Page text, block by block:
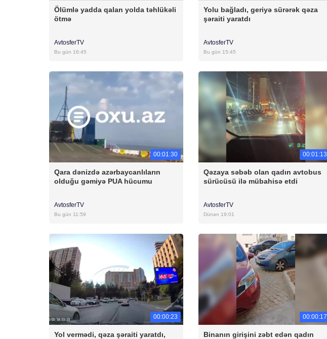
Ölümlə yadda qalan yolda təhlükəli
ötmə
AvtosferTV
Bu gün 16:45
Yolu bağladı, geriyə sürərək qəza
şəraiti yaratdı
AvtosferTV
Bu gün 15:45
00:01:30
Qara dənizdə azərbaycanlıların
olduğu gəmiyə PUA hücumu
AvtosferTV
Bu gün 11:59
00:01:13
Qəzaya səbəb olan qadın avtobus
sürücüsü ilə mübahisə etdi
AvtosferTV
Dünən 19:01
00:00:23
Yol vermədi, qəza şəraiti yaratdı,
00:00:17
Binanın girişini zəbt edən qadın